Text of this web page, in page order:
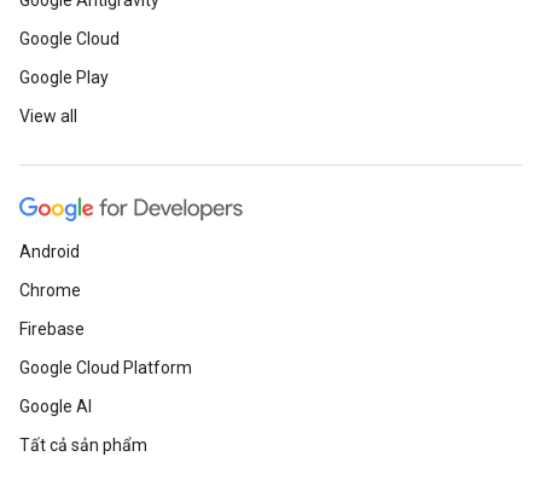
Google Cloud
Google Play
View all
Android
Chrome
Firebase
Google Cloud Platform
Google AI
Tất cả sản phẩm